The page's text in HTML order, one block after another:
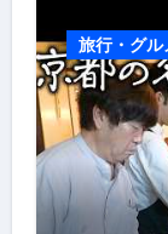
旅行・グル